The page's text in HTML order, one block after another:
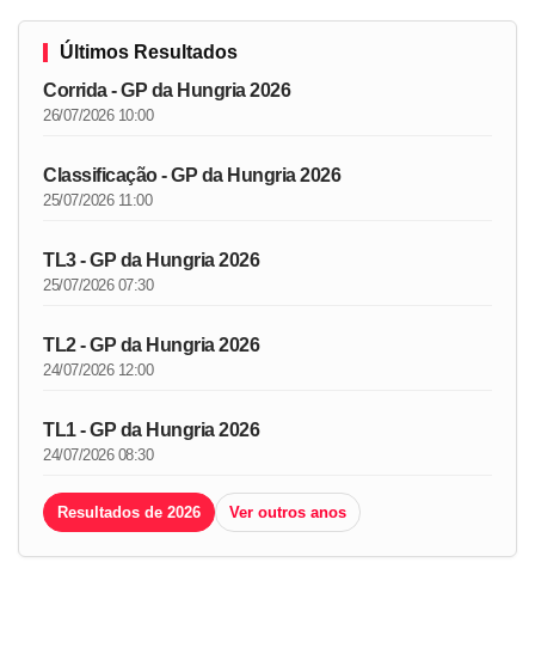
Últimos Resultados
Corrida - GP da Hungria 2026
26/07/2026 10:00
Classificação - GP da Hungria 2026
25/07/2026 11:00
TL3 - GP da Hungria 2026
25/07/2026 07:30
TL2 - GP da Hungria 2026
24/07/2026 12:00
TL1 - GP da Hungria 2026
24/07/2026 08:30
Resultados de 2026 Ver outros anos